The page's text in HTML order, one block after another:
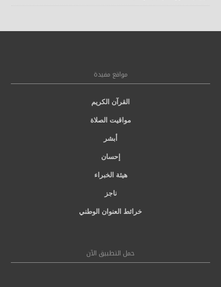
مواقع مفيدة
القرآن الكريم
مواقيت الصلاة
أبشر
إحسان
هيئة الخبراء
ناجز
خرائط العنوان الوطني
حمل التطبيق الآن